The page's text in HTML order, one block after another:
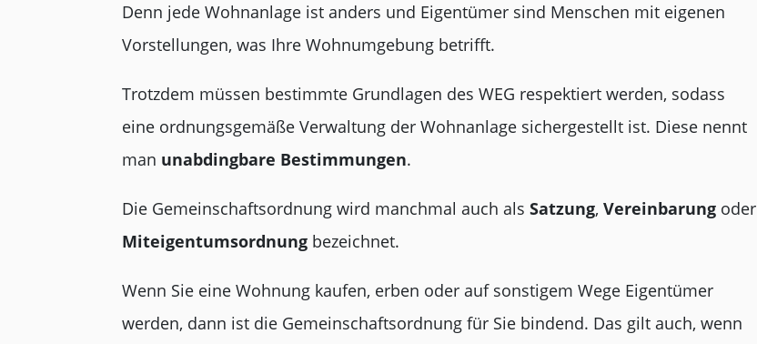
Denn jede Wohnanlage ist anders und Eigentümer sind Menschen mit eigenen
Vorstellungen, was Ihre Wohnumgebung betrifft.
Trotzdem müssen bestimmte Grundlagen des WEG respektiert werden, sodass
eine ordnungsgemäße Verwaltung der Wohnanlage sichergestellt ist. Diese nennt
man unabdingbare Bestimmungen.
Die Gemeinschaftsordnung wird manchmal auch als Satzung, Vereinbarungoder
Miteigentumsordnungbezeichnet.
Wenn Sie eine Wohnung kaufen, erben oder auf sonstigem Wege Eigentümer
werden, dann ist die Gemeinschaftsordnung für Sie bindend. Das gilt auch, wenn